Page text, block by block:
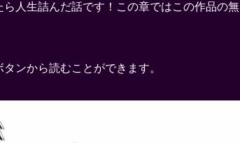
人生詰んだ話です！この章ではこの作品の無
ンから読むことができます。